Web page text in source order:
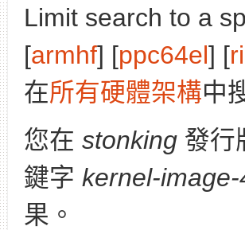
Limit search to a
[armhf] [ppc64el] [
在所有硬體架構中
您在 stonking 發行
鍵字 kernel-
果。